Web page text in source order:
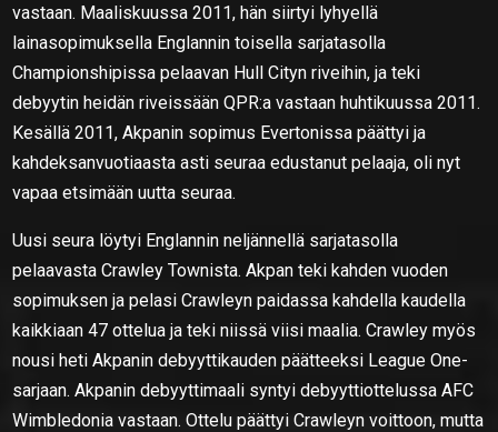
vastaan. Maaliskuussa 2011, hän siirtyi lyhyellä
lainasopimuksella Englannin toisella sarjatasolla
Championshipissa pelaavan Hull Cityn riveihin, ja teki
debyytin heidän riveissään QPR:a vastaan huhtikuussa 2011.
Kesällä 2011, Akpanin sopimus Evertonissa päättyi ja
kahdeksanvuotiaasta asti seuraa edustanut pelaaja, oli nyt
vapaa etsimään uutta seuraa.
Uusi seura löytyi Englannin neljännellä sarjatasolla
pelaavasta Crawley Townista. Akpan teki kahden vuoden
sopimuksen ja pelasi Crawleyn paidassa kahdella kaudella
kaikkiaan 47 ottelua ja teki niissä viisi maalia. Crawley myös
nousi heti Akpanin debyyttikauden päätteeksi League One-
sarjaan. Akpanin debyyttimaali syntyi debyyttiottelussa AFC
Wimbledonia vastaan. Ottelu päättyi Crawleyn voittoon, mutta